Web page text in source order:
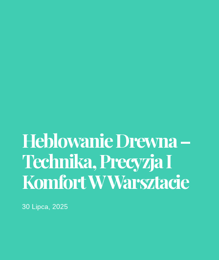
Heblowanie Drewna –
Technika, Precyzja I
Komfort W Warsztacie
30 Lipca, 2025